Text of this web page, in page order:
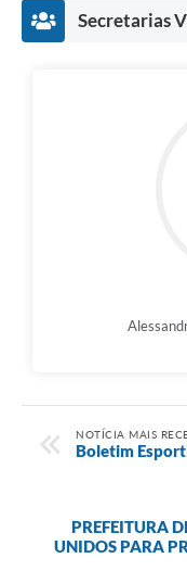
Secretarias
NOTÍCIA MAIS
Boletim
PREFEITURA
UNIDOS PARA